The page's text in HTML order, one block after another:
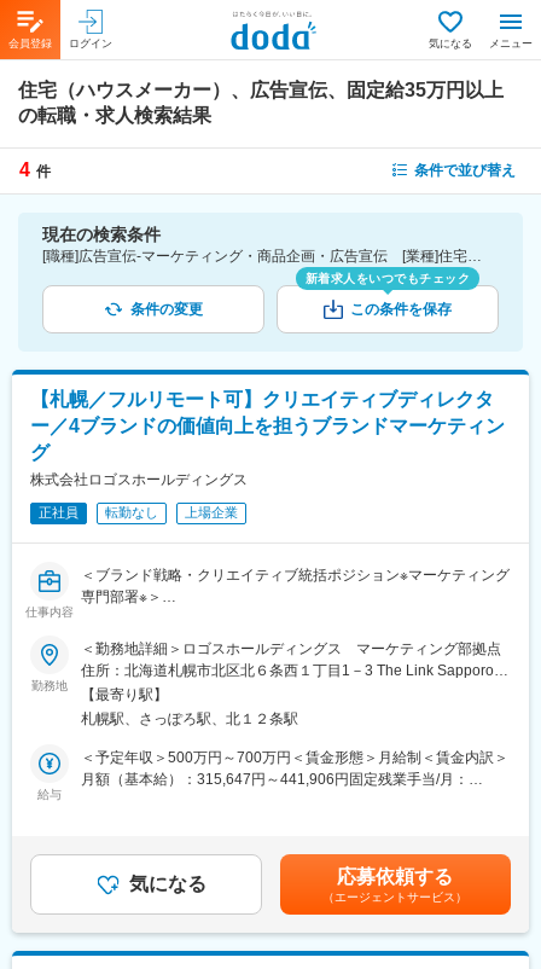
会員登録 ログイン 気になる メニュー
住宅（ハウスメーカー）、広告宣伝、固定給35万円以上
の転職・求人検索結果
4 件 条件で並び替え
現在の検索条件
[職種]広告宣伝-マーケティング・商品企画・広告宣伝 [業種]住宅（ハウスメーカー）-建設・プラント・不動産業界 [詳細条件](待遇・福利厚生)固定給35万円以上
条件の変更
新着求人をいつでもチェック
この条件を保存
【札幌／フルリモート可】クリエイティブディレクタ
ー／4ブランドの価値向上を担うブランドマーケティン
グ
株式会社ロゴスホールディングス
正社員 転勤なし 上場企業
仕事内容
＜ブランド戦略・クリエイティブ統括ポジション※マーケティング
専門部署※＞
核メンバー募集～
■募集背景：
・札幌に本社を構えるハウスメーカーである当社では、事業拡大
に伴いマーケティング組織の強化を進めています。
・これまで培ってきた各ブランドの価値をさらに高めるため、ブ
ランディングとマーケティングの両面から組織を牽引いただける
・中長期的な企業価値向上を目指す「ブランディング」と、反
響・リード獲得を目的とした「ダイレクトマーケティング」の両
勤務地
＜勤務地詳細＞ロゴスホールディングス マーケティング部拠点
住所：北海道札幌市北区北６条西１丁目1－3 The Link Sapporo
８階受動喫煙対策：屋内全面禁煙変更の範囲：会社の定める事業
所（リモートワーク含む）
【最寄り駅】
札幌駅、さっぽろ駅、北１２条駅
給与
＜予定年収＞500万円～700万円＜賃金形態＞月給制＜賃金内訳＞
月額（基本給）：315,647円～441,906円固定残業手当/月：
詳細は、経験・年齢・能力を考慮し規定により優遇致します。■昇
給：年1回（7月）※業務評価による■賞与：年2回（6月、12月）年
間：基本給2.0ヶ月分支給※前年度実績による賃金はあくまでも目
安の金額であり、選考を通じて上下する可能性があります。月給
(月額)は固定手当を含めた表記です。
気になる 応募依頼する
（エージェントサービス）